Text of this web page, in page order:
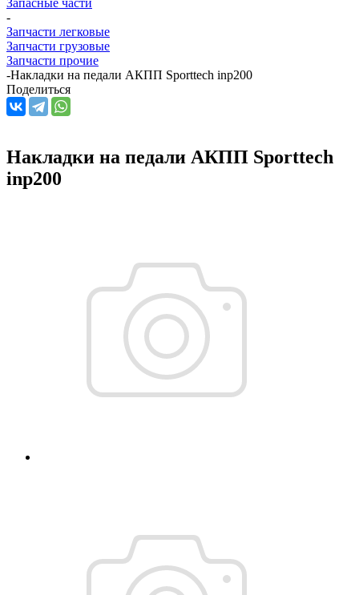
-
Запчасти легковые
Запчасти грузовые
Запчасти прочие
-Накладки на педали АКПП Sporttech inp200
Поделиться
Накладки на педали АКПП Sporttech
inp200